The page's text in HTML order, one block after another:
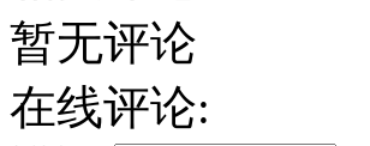
暂无评论
在线评论: